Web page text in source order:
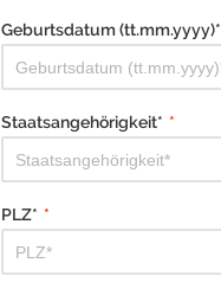
Geburtsdatum (tt.mm.yyyy)*
Staatsangehörigkeit* *
PLZ* *